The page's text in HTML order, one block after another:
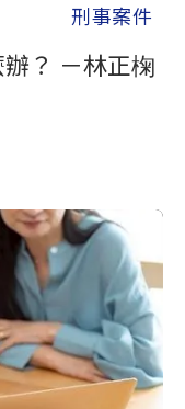
刑事案件
？ －林正椈